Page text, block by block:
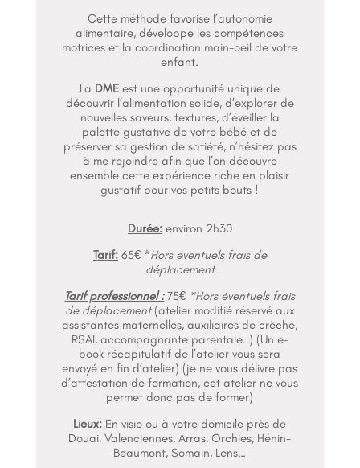
Cette méthode favorise l’autonomie
alimentaire, développe les compétences
motrices et la coordination main-oeil de votre
enfant.
La DME est une opportunité unique de
découvrir l’alimentation solide, d’explorer de
nouvelles saveurs, textures, d’éveiller la
palette gustative de votre bébé et de
préserver sa gestion de satiété, n’hésitez pas
à me rejoindre afin que l’on découvre
ensemble cette expérience riche en plaisir
gustatif pour vos petits bouts !
Durée:environ 2h30
Tarif:65€ *Hors éventuels frais de
déplacement
Tarif professionnel :75€ *Hors éventuels frais
de déplacement(atelier modifié réservé aux
assistantes maternelles, auxiliaires de crèche,
RSAI, accompagnante parentale..) (Un e-
book récapitulatif de l’atelier vous sera
envoyé en fin d’atelier) (je ne vous délivre pas
d’attestation de formation, cet atelier ne vous
permet donc pas de former)
Lieux: En visio ou à votre domicile près de
Douai, Valenciennes, Arras, Orchies, Hénin-
Beaumont, Somain, Lens…